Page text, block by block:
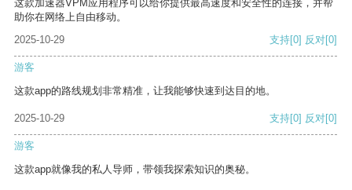
这款加速器VPM应用程序可以给你提供最高速度和安全性的连接，并帮
助你在网络上自由移动。
2025-10-29
支持[0] 反对[0]
游客
这款app的路线规划非常精准，让我能够快速到达目的地。
2025-10-29 支持[0] 反对[0]
游客
这款app就像我的私人导师，带领我探索知识的奥秘。